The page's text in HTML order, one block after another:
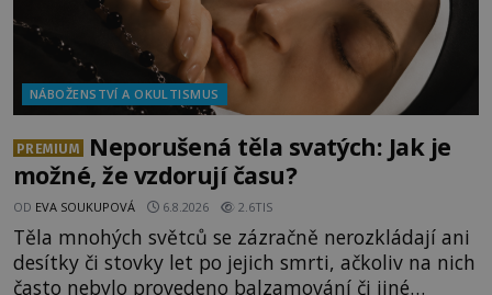
NÁBOŽENSTVÍ A OKULTISMUS
PREMIUM
Neporušená těla svatých: Jak je
možné, že vzdorují času?
OD EVA SOUKUPOVÁ 6.8.2026 2.6TIS
Těla mnohých světců se zázračně nerozkládají ani
desítky či stovky let po jejich smrti, ačkoliv na nich
často nebylo provedeno balzamování či jiné